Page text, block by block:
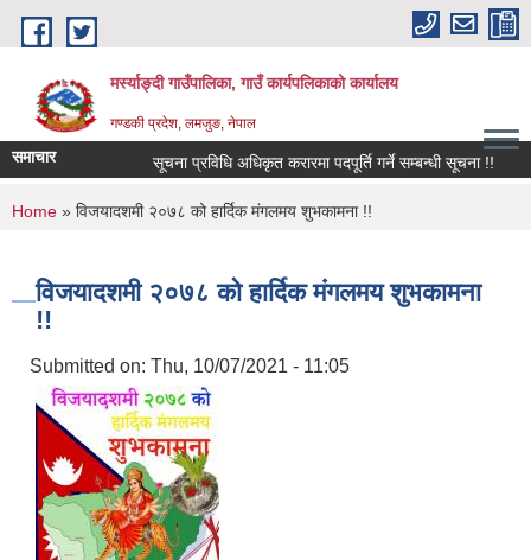
Skip to main content
मर्स्याङ्दी गाउँपालिका, गाउँ कार्यपलिकाको कार्यालय
गण्डकी प्रदेश, लमजुङ, नेपाल
समाचार सूचना प्रविधि अधिकृत करारमा पदपूर्ति गर्ने सम्बन्धी सूचना !!
You are here
Home » विजयादशमी २०७८ को हार्दिक मंगलमय शुभकामना !!
विजयादशमी २०७८ को हार्दिक मंगलमय शुभकामना
!!
Submitted on: Thu, 10/07/2021 - 11:05